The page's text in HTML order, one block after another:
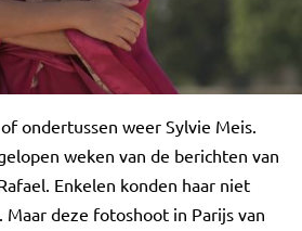
ondertussen weer Sylvie Meis.
weken van de berichten van
Enkelen konden haar niet
deze fotoshoot in Parijs van